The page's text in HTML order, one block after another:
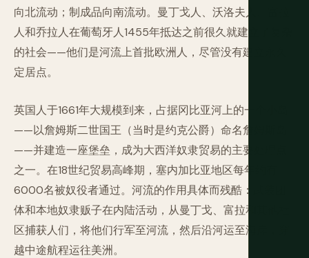
向北流动；制成品向南流动。曼丁戈人、沃洛夫人、富拉
人和乔拉人在葡萄牙人1455年抵达之前很久就建立了复杂
的社会——他们是河流上首批欧洲人，尽管没有建立永久
定居点。
英国人于1661年大规模到来，占据冈比亚河上的一个小岛
——以詹姆斯二世国王（当时是约克公爵）命名詹姆斯岛
——并建造一座堡垒，成为大西洋奴隶贸易的主要处理点
之一。在18世纪贸易高峰期，塞内加比亚地区每年约有
6000名被奴役者通过。河流的作用具体而残酷：武装团
体和本地奴隶贩子在内陆活动，从曼丁戈、富拉和其他社
区捕获人们，将他们行军至河流，然后沿河运至海岸，穿
越中途航程运往美洲。